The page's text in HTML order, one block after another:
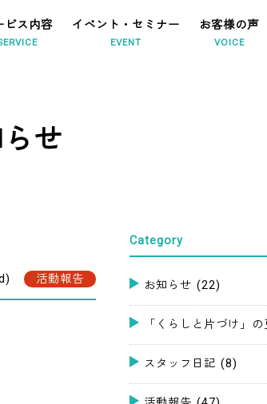
ビス内容 イベント・セミナー
EVENT
お客様の声
VOICE
せ
活動報告
Category
お知らせ (22)
「くらしと片づけ」
スタッフ日記 (8)